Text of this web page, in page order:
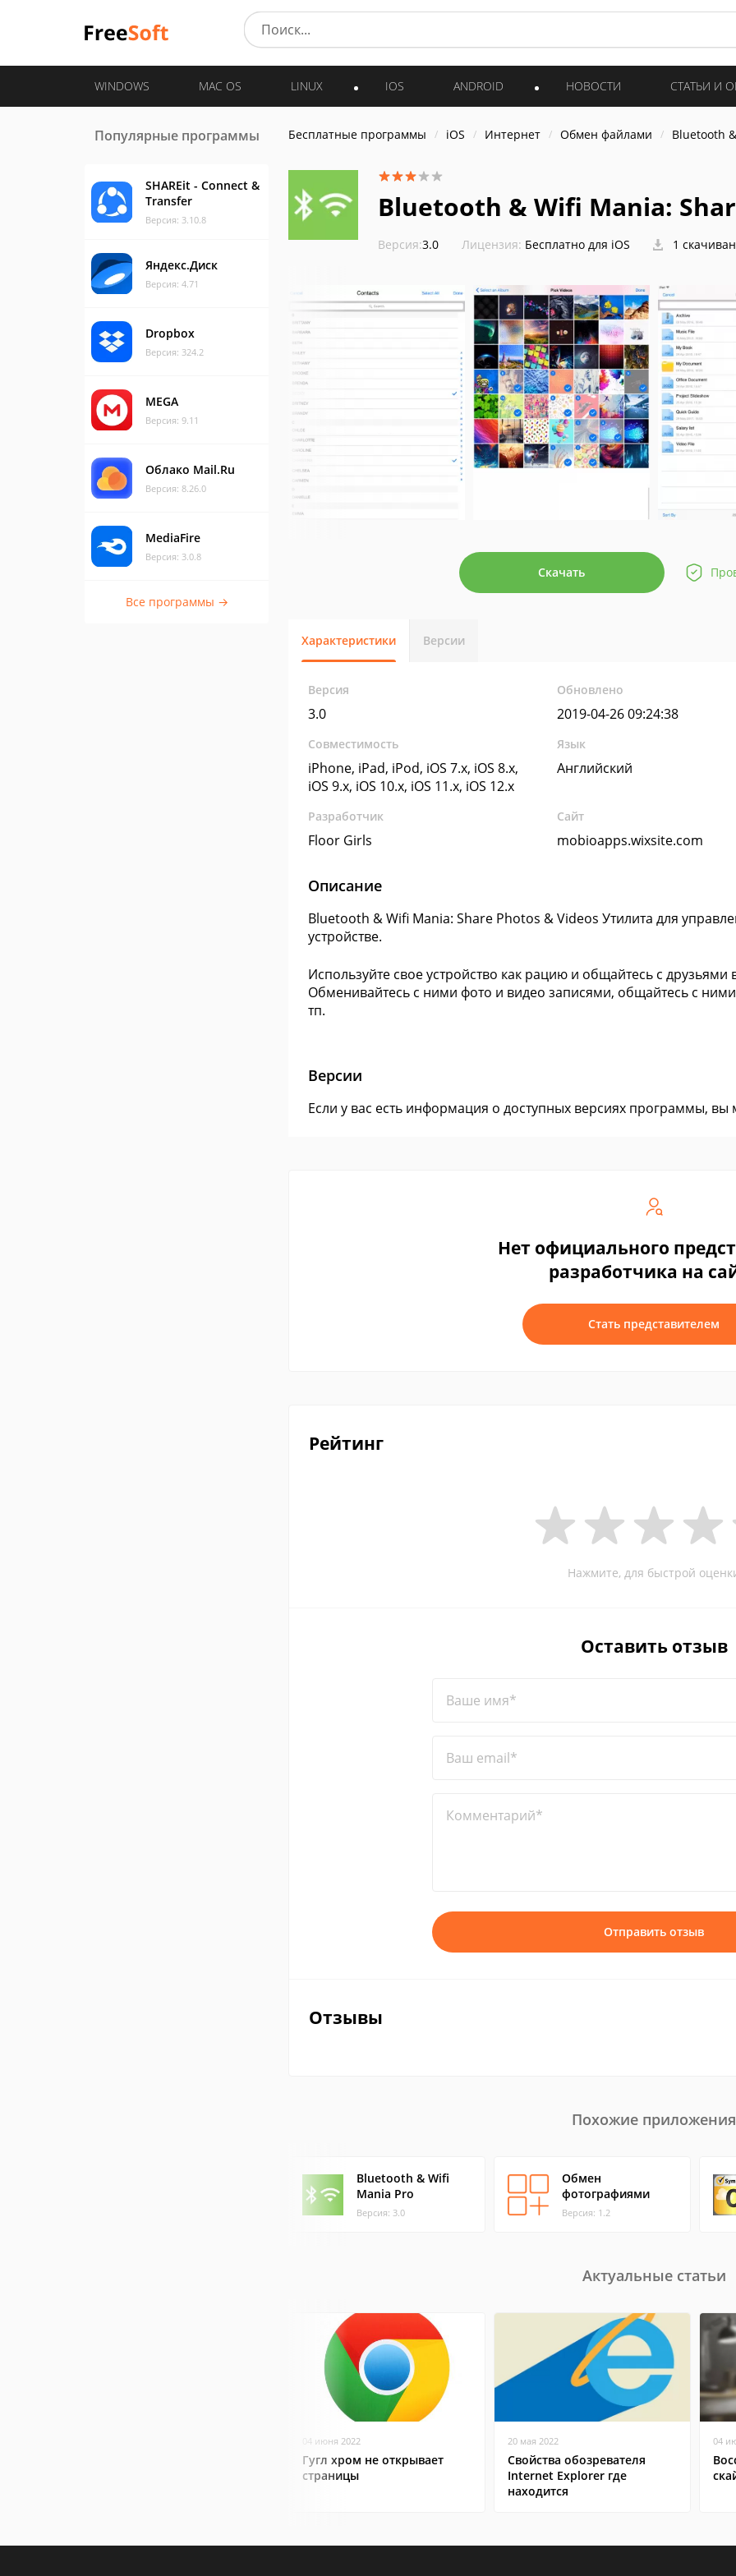
WINDOWS MAC OS LINUX IOS ANDROID НОВОСТИ СТАТЬИ И
Популярные программы
SHAREit - Connect &
Transfer
Версия: 3.10.8
Яндекс.Диск
Версия: 4.71
Dropbox
Версия: 324.2
MEGA
Версия: 9.11
Облако Mail.Ru
Версия: 8.26.0
MediaFire
Версия: 3.0.8
Все программы →
Бесплатные программы iOS Интернет Обмен файлами Bluetooth
Bluetooth & Wifi Mania:
Версия:3.0 Лицензия: Бесплатно для iOS 1
Скачать
Характеристики Версии
Версия
3.0
Обновлено
2019-04-26 09:24:38
Совместимость
iPhone, iPad, iPod, iOS 7.x, iOS 8.x,
iOS 9.x, iOS 10.x, iOS 11.x, iOS 12.x
Язык
Английский
Разработчик
Floor Girls
Сайт
mobioapps.wixsite.com
Описание
Bluetooth & Wifi Mania: Share Photos & Videos Утилита для
устройстве.
Используйте свое устройство как рацию и общайтесь с
Обменивайтесь с ними фото и видео записями, общайтесь с
тп.
Версии
Если у вас есть информация о доступных версиях программы,
Нет официального
разработчика на
Стать представителем
Рейтинг
Нажмите, для быстрой
Оставить отзыв
Ваше имя*
Ваш email*
Комментарий*
Отправить отзыв
Отзывы
Похожие приложения
Bluetooth & Wifi
Mania Pro
Версия: 3.0
Обмен
фотографиями
Версия: 1.2
Актуальные статьи
04 июня 2022
Гугл хром не открывает
страницы
20 мая 2022
Свойства обозревателя
Internet Explorer где
находится
04